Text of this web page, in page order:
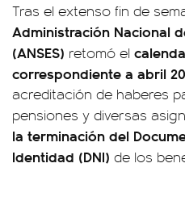
Tras el extenso fin de
Administración Nacional
(ANSES) retomó el
correspondiente a abril
acreditación de haberes
pensiones y diversas
la terminación del
Identidad (DNI) de los